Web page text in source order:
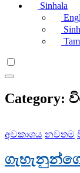
Sinhala
Category:
අවකාශය නවතම